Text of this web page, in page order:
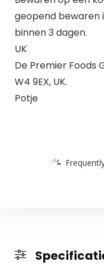
geopend bewaren
binnen 3 dagen.
UK
De Premier Foods
W4 9EX, UK.
Potje